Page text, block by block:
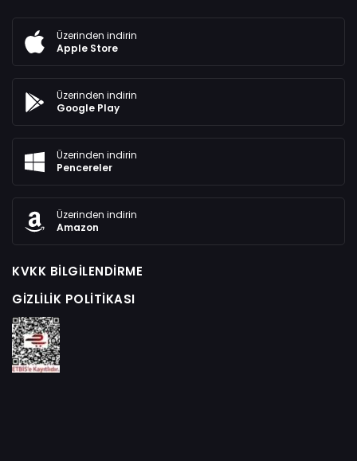
Üzerinden indirin
Apple Store
Üzerinden indirin
Google Play
Üzerinden indirin
Pencereler
Üzerinden indirin
Amazon
KVKK BILGILENDIRME
GIZLILIK POLITIKASI